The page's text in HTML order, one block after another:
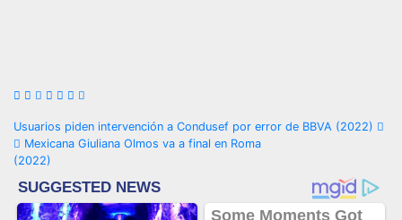
Navegación
de
entradas
Usuarios piden intervención a Condusef por error de BBVA (2022)
Mexicana Giuliana Olmos va a final en Roma
(2022)